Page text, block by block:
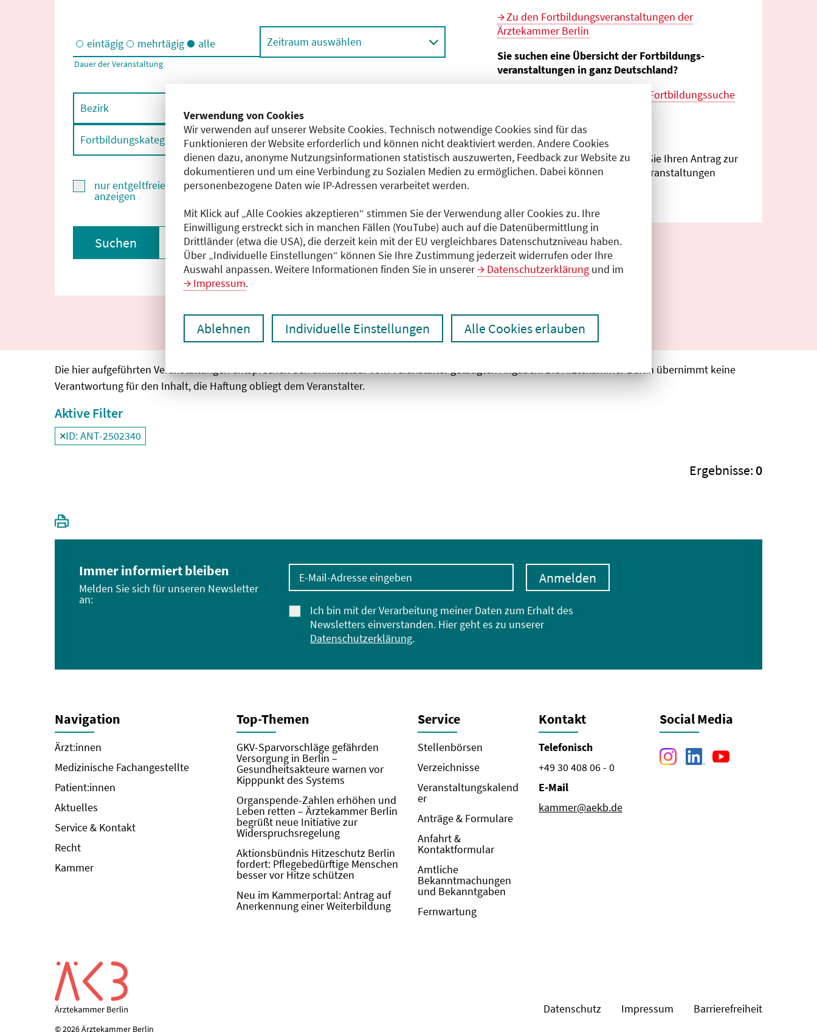
Verwendung von Cookies
Wir verwenden auf unserer Website Cookies. Technisch notwendige Cookies sind für das
Funktionieren der Website erforderlich und können nicht deaktiviert werden. Andere Cookies
dienen dazu, anonyme Nutzungsinformationen statistisch auszuwerten, Feedback zur Website zu
dokumentieren und um eine Verbindung zu Sozialen Medien zu ermöglichen. Dabei können
personenbezogene Daten wie IP-Adressen verarbeitet werden.
Mit Klick auf „Alle Cookies akzeptieren“ stimmen Sie der Verwendung aller Cookies zu. Ihre
Einwilligung erstreckt sich in manchen Fällen (YouTube) auch auf die Datenübermittlung in
Drittländer (etwa die USA), die derzeit kein mit der EU vergleichbares Datenschutzniveau haben.
Über „Individuelle Einstellungen“ können Sie Ihre Zustimmung jederzeit widerrufen oder Ihre
Auswahl anpassen. Weitere Informationen finden Sie in unserer
Datenschutzerklärung und im
Impressum.
Ablehnen Individuelle Einstellungen Alle Cookies erlauben
Eintägige und/oder mehrtägige Veranstaltungen
eintägig mehrtägig alle
Dauer der Veranstaltung
Zeitraum auswählen
Bezirk
Fortbildungskategorie Fachgebiet
nur entgeltfreie Fortbildungen
anzeigen
Suchen Filter zurücksetzen Ergebnisse drucken
Zu den Fortbildungs­veranstaltungen der
Ärztekammer Berlin
Sie suchen eine Übersicht der Fortbildungs­
veranstaltungen in ganz Deutschland?
bundes­weiten Fortbildungs­suche
Sie sind Veranstalter?
Im
CME-Antragsportalkönnen Sie Ihren Antrag zur
Anerkennung von Fortbildungs­veranstaltungen
Die hier aufgeführten Veranstaltungen entsprechen den unmittelbar vom Veranstalter getätigten Angaben. Die Ärztekammer Berlin übernimmt keine
Verantwortung für den Inhalt, die Haftung obliegt dem Veranstalter.
Aktive Filter
Filter
ID: ANT-2502340
deaktivieren und Suchergebnisse neu laden
Ergebnisse:0
Immer informiert bleiben
Melden Sie sich für unseren Newsletter
an:
E-Mail-Adresse eingeben
Ich bin mit der Verarbeitung meiner Daten zum Erhalt des
Newsletters einverstanden. Hier geht es zu unserer
Datenschutzerklärung.
Anmelden
Navigation
Ärzt:innen
Medizinische Fachangestellte
Patient:innen
Aktuelles
Service & Kontakt
Recht
Kammer
Top-Themen
GKV-Sparvorschläge gefährden
Versorgung in Berlin –
Gesundheitsakteure warnen vor
Kipppunkt des Systems
Organspende-Zahlen erhöhen und
Leben retten – Ärztekammer Berlin
begrüßt neue Initiative zur
Widerspruchsregelung
Aktionsbündnis Hitzeschutz Berlin
fordert: Pflegebedürftige Menschen
besser vor Hitze schützen
Neu im Kammerportal: Antrag auf
Anerkennung einer Weiterbildung
Service
Stellenbörsen
Verzeichnisse
Veranstaltungskalend
er
Anträge & Formulare
Anfahrt &
Kontaktformular
Amtliche
Bekanntmachungen
und Bekanntgaben
Fernwartung
Kontakt
Telefonisch
+49 30 408 06 - 0
E-Mail
kammer@aekb.de
Social Media
Datenschutz Impressum Barrierefreiheit
© 2026 Ärztekammer Berlin